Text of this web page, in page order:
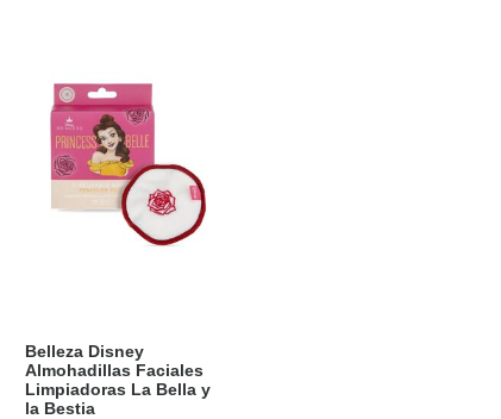
Belleza Disney
Almohadillas Faciales
Limpiadoras La Bella y
la Bestia